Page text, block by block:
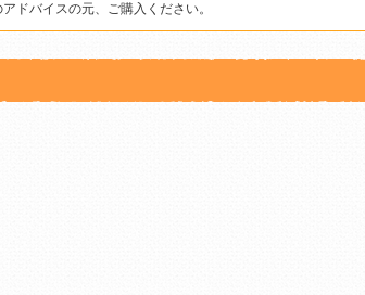
ドバイスの元、ご購入ください。